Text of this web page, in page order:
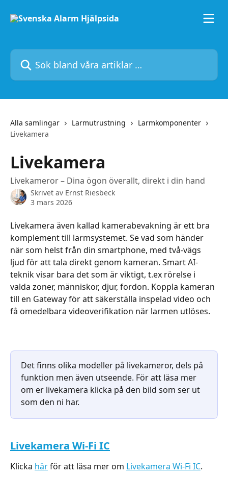
Sök bland våra artiklar …
Alla samlingar Larmutrustning
Larmkomponenter
Livekamera
Livekamera
Livekameror – Dina ögon överallt, direkt i din hand
Skrivet av Ernst Riesbeck
3 mars 2026
Livekamera även kallad kamerabevakning är ett bra
komplement till larmsystemet. Se vad som händer
när som helst från din smartphone, med två-vägs
ljud för att tala direkt genom kameran. Smart AI-
teknik visar bara det som är viktigt, t.ex rörelse i
valda zoner, människor, djur, fordon. Koppla kameran
till en Gateway för att säkerställa inspelad video och
få omedelbara videoverifikation när larmen utlöses.
Det finns olika modeller på livekameror, dels på
funktion men även utseende. För att läsa mer
om er livekamera klicka på den bild som ser ut
som den ni har.
Livekamera Wi-Fi IC
Klicka här för att läsa mer om Livekamera Wi-Fi IC.